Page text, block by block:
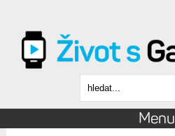
Vyhledávání
Menu